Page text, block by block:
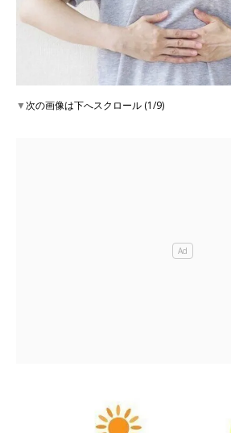
▼次の画像は下へスクロール (1/9)